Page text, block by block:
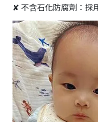
✘ 不含石化防腐劑：採